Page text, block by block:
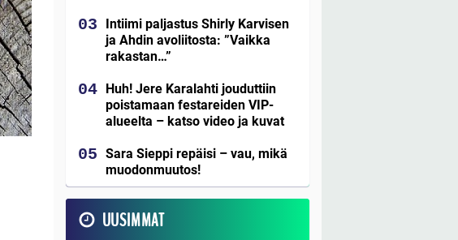
Intiimi paljastus Shirly Karvisen
ja Ahdin avoliitosta: ”Vaikka
rakastan…”
Huh! Jere Karalahti jouduttiin
poistamaan festareiden VIP-
alueelta – katso video ja kuvat
Sara Sieppi repäisi – vau, mikä
muodonmuutos!
UUSIMMAT